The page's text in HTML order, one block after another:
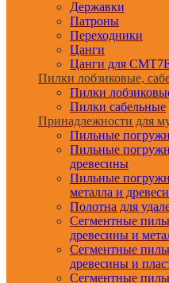
Державки
Патроны
Переходники
Цанги
Цанги для
Пилки лобзиковые,
Пилки
Пилки сабельные
Принадлежности для
Пильные
Пильные
древесины
Пильные
металла и
Полотна для
Сегментные
древесины и
Сегментные
древесины и
Сегментные